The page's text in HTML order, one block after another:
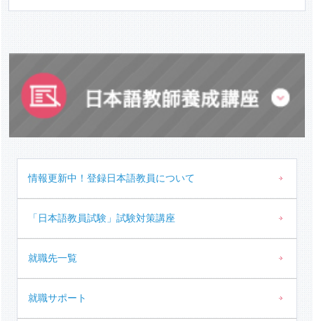
情報更新中！ 登録日本語教員について
「日本語教員試験」 試験対策講座
就職先一覧
就職サポート